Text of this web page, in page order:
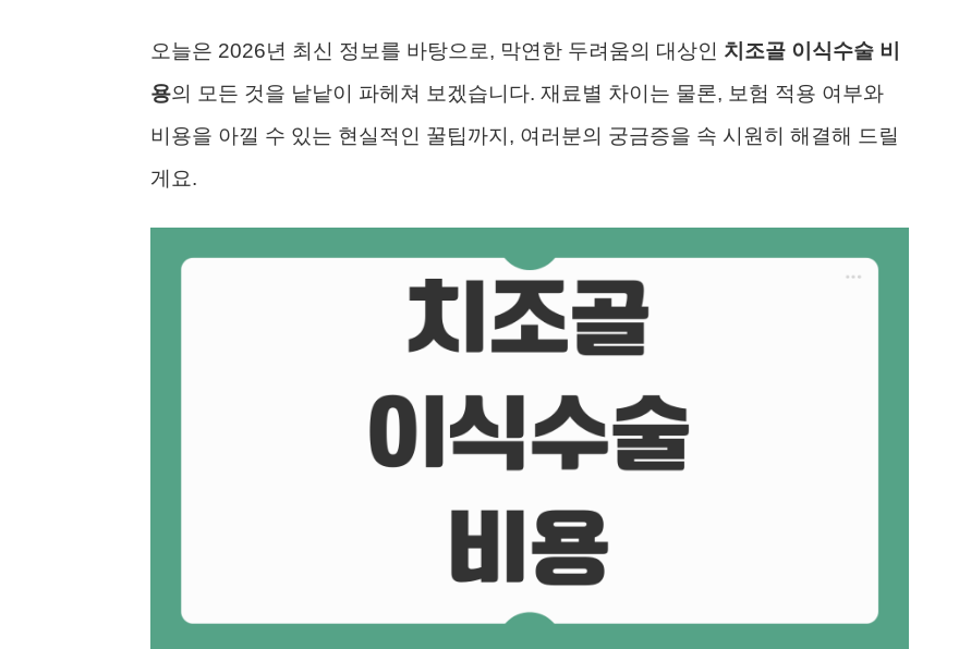
오늘은 2026년 최신 정보를 바탕으로, 막연한 두려움의 대상인 치조골 이식수술 비
용의 모든 것을 낱낱이 파헤쳐 보겠습니다. 재료별 차이는 물론, 보험 적용 여부와
비용을 아낄 수 있는 현실적인 꿀팁까지, 여러분의 궁금증을 속 시원히 해결해 드릴
게요.